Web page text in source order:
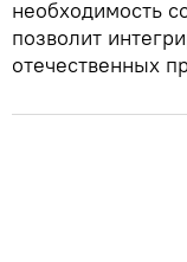
необходимость
позволит
отечественных